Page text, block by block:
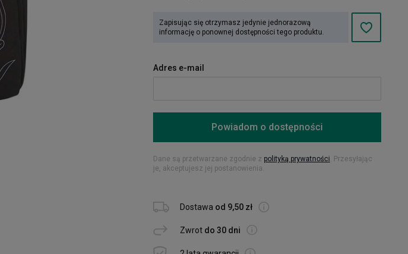
Zapisując się otrzymasz jedynie jednorazową
informację o ponownej dostępności tego produktu.
Adres e-mail
Powiadom o dostępności
Dane są przetwarzane zgodnie z polityką prywatności . Przesyłając
je, akceptujesz jej postanowienia.
Dostawa od 9,50 zł
Zwrot do 30 dni